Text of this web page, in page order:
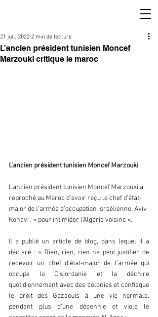
L’ancien président tunisien Moncef
Marzouki critique le maroc
21 juil. 2022 2 min de lecture
L’ancien président tunisien Moncef Marzouki
L’ancien président tunisien Moncef Marzouki a
reproché au Maroc d’avoir reçu le chef d’état-
major de l’armée d’occupation israélienne, Aviv
Kohavi , « pour intimider l’Algérie voisine ».
Il a publié un article de blog, dans lequel il a
déclaré : « Rien, rien, rien ne peut justifier de
recevoir un chef d’état-major de l’armée qui
occupe la Cisjordanie et la déchire
quotidiennement avec des colonies et confisque
le droit des Gazaouis à une vie normale.
pendant plus d’une décennie et viole le